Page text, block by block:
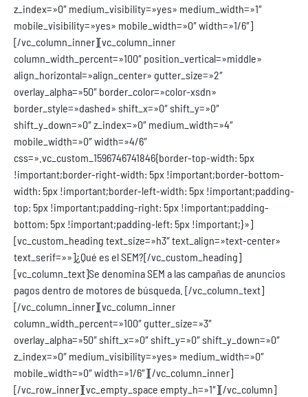
z_index=»0″ medium_visibility=»yes» medium_width=»1″
mobile_visibility=»yes» mobile_width=»0″ width=»1/6″]
[/vc_column_inner][vc_column_inner
column_width_percent=»100″ position_vertical=»middle»
align_horizontal=»align_center» gutter_size=»2″
overlay_alpha=»50″ border_color=»color-xsdn»
border_style=»dashed» shift_x=»0″ shift_y=»0″
shift_y_down=»0″ z_index=»0″ medium_width=»4″
mobile_width=»0″ width=»4/6″
css=».vc_custom_1596746741846{border-top-width: 5px
!important;border-right-width: 5px !important;border-bottom-
width: 5px !important;border-left-width: 5px !important;padding-
top: 5px !important;padding-right: 5px !important;padding-
bottom: 5px !important;padding-left: 5px !important;}»]
[vc_custom_heading text_size=»h3″ text_align=»text-center»
text_serif=»»]¿Qué es el SEM?[/vc_custom_heading]
[vc_column_text]Se denomina SEM a las campañas de anuncios
pagos dentro de motores de búsqueda. [/vc_column_text]
[/vc_column_inner][vc_column_inner
column_width_percent=»100″ gutter_size=»3″
overlay_alpha=»50″ shift_x=»0″ shift_y=»0″ shift_y_down=»0″
z_index=»0″ medium_visibility=»yes» medium_width=»0″
mobile_width=»0″ width=»1/6″][/vc_column_inner]
[/vc_row_inner][vc_empty_space empty_h=»1″][/vc_column]